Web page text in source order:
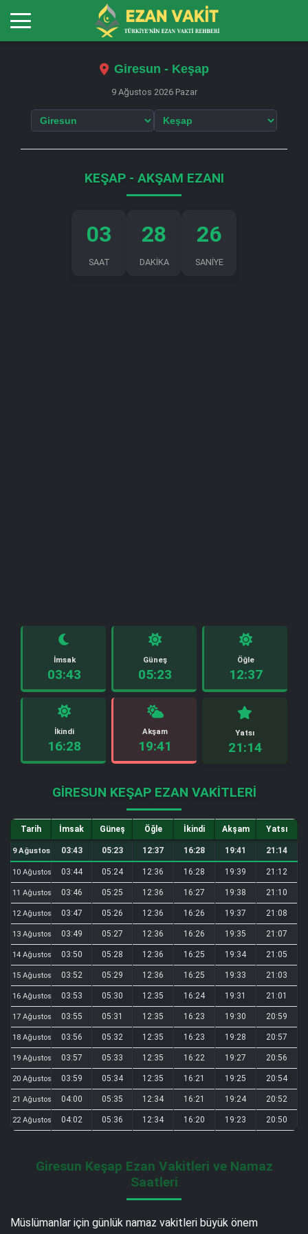
Giresun - Keşap
9 Ağustos 2026 Pazar
KEŞAP - AKŞAM EZANI
03
SAAT
28
DAKİKA
25
SANİYE
İmsak
03:43
Güneş
05:23
Öğle
12:37
İkindi
16:28
Akşam
19:41
Yatsı
21:14
GIRESUN KEŞAP EZAN VAKITLERI
Tarih İmsak Güneş Öğle İkindi Akşam Yatsı
9 Ağustos 03:43 05:23 12:37 16:28 19:41 21:14
10 Ağustos 03:44 05:24 12:36 16:28 19:39 21:12
11 Ağustos 03:46 05:25 12:36 16:27 19:38 21:10
12 Ağustos 03:47 05:26 12:36 16:26 19:37 21:08
13 Ağustos 03:49 05:27 12:36 16:26 19:35 21:07
14 Ağustos 03:50 05:28 12:36 16:25 19:34 21:05
15 Ağustos 03:52 05:29 12:36 16:25 19:33 21:03
16 Ağustos 03:53 05:30 12:35 16:24 19:31 21:01
17 Ağustos 03:55 05:31 12:35 16:23 19:30 20:59
18 Ağustos 03:56 05:32 12:35 16:23 19:28 20:57
19 Ağustos 03:57 05:33 12:35 16:22 19:27 20:56
20 Ağustos 03:59 05:34 12:35 16:21 19:25 20:54
21 Ağustos 04:00 05:35 12:34 16:21 19:24 20:52
22 Ağustos 04:02 05:36 12:34 16:20 19:23 20:50
Giresun Keşap Ezan Vakitleri ve Namaz
Saatleri
Müslümanlar için günlük namaz vakitleri büyük önem